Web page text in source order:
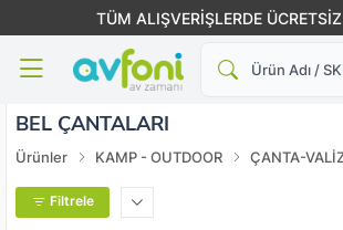
TÜM ALIŞVERİŞLERDE
Ara
BEL ÇANTALARI
Ürünler KAMP - OUTDOOR ÇANTA-
Filtrele